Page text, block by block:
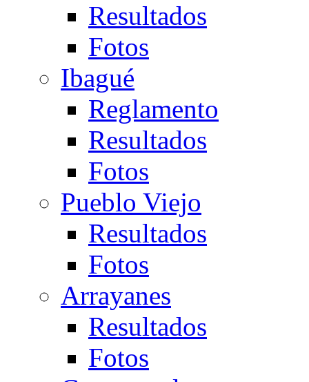
Resultados
Fotos
Ibagué
Reglamento
Resultados
Fotos
Pueblo Viejo
Resultados
Fotos
Arrayanes
Resultados
Fotos